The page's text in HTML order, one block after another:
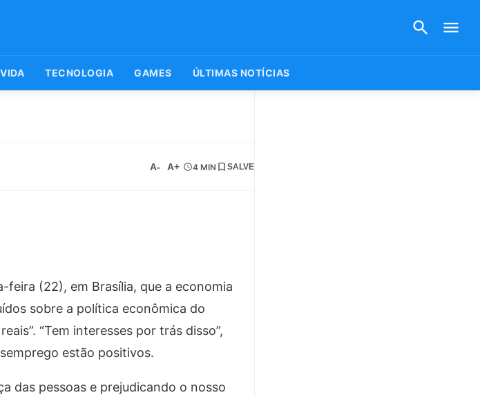
TECNOLOGIA GAMES ÚLTIMAS NOTÍCIAS
A- A+ 4 MIN SALVE
(22), em Brasília, que a economia
sobre a política econômica do
“Tem interesses por trás disso”,
estão positivos.
das pessoas e prejudicando o nosso